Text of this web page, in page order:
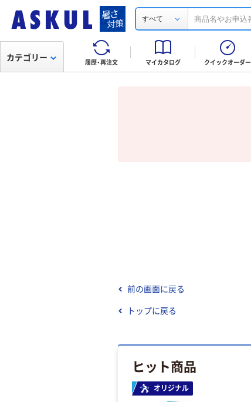
すべて
履歴・再注文 マイカタログ クイックオーダー
カテゴリー
前の画面に戻る
トップに戻る
ヒット商品
オリジナル